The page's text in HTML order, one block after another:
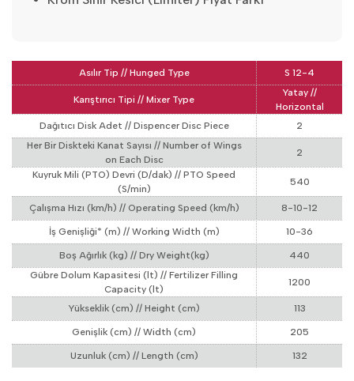
Asılır Tip // Hunged Type S 12-4
Karıştırıcı Tipi // Mixer Type
Yatay //
Horizontal
Dağıtıcı Disk Adet // Dispencer Disc Piece
2
Her Bir Diskteki Kanat Sayısı // Number of Wings
on Each Disc
2
Kuyruk Mili (PTO) Devri (D/dak) // PTO Speed
(S/min)
540
Çalıșma Hızı (km/h) // Operating Speed (km/h) 8-10-12
İș Genișliği* (m) // Working Width (m) 10-36
Boș Ağırlık (kg) // Dry Weight(kg)
440
Gübre Dolum Kapasitesi (lt) // Fertilizer Filling
Capacity (lt)
1200
Yükseklik (cm) // Height (cm) 113
Genișlik (cm) // Width (cm) 205
Uzunluk (cm) // Length (cm) 132